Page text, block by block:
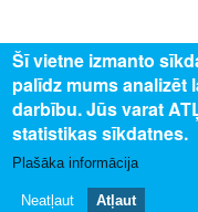
© 2025 Valsts izglītības
Šī vietne izmanto
palīdz mums analizēt
darbību. Jūs varat
statistikas sīkdatnes.
Plašāka informācija
Neatļaut Atļaut